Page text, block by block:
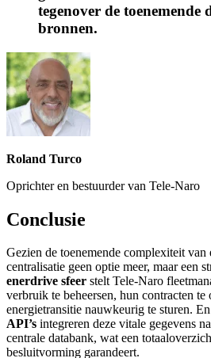
tegenover de toenemende
bronnen.
Roland Turco
Oprichter en bestuurder van Tele-Naro
Conclusie
Gezien de toenemende complexiteit van
centralisatie geen optie meer, maar een
enerdrive sfeer stelt Tele-Naro
verbruik te beheersen, hun contracten te
energietransitie nauwkeurig te sturen.
API’s integreren deze vitale gegevens
centrale databank, wat een
besluitvorming garandeert.